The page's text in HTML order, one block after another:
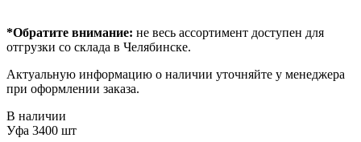
*Обратите внимание: не весь ассортимент доступен для
отгрузки со склада в Челябинске.
Актуальную информацию о наличии уточняйте у менеджера
при оформлении заказа.
В наличии
Уфа 3400 шт